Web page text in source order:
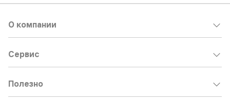
О компании
Сервис
Полезно